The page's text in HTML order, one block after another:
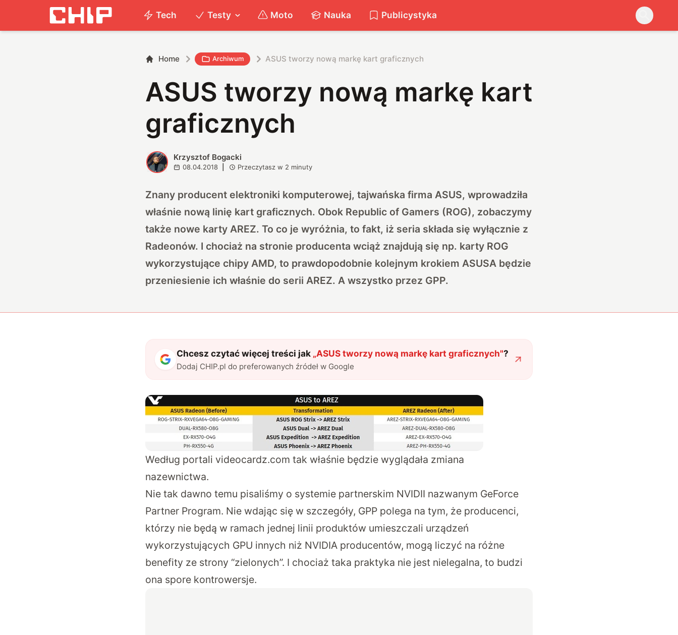
Tech Testy Moto Nauka Publicystyka
Home Archiwum ASUS tworzy nową markę kart graficznych
ASUS tworzy nową markę kart
graficznych
K Krzysztof Bogacki
08.04.2018 Przeczytasz w 2 minuty
Znany producent elektroniki komputerowej, tajwańska firma ASUS, wprowadziła
właśnie nową linię kart graficznych. Obok Republic of Gamers (ROG), zobaczymy
także nowe karty AREZ. To co je wyróżnia, to fakt, iż seria składa się wyłącznie z
Radeonów. I chociaż na stronie producenta wciąż znajdują się np. karty ROG
wykorzystujące chipy AMD, to prawdopodobnie kolejnym krokiem ASUSA będzie
przeniesienie ich właśnie do serii AREZ. A wszystko przez GPP.
Chcesz czytać więcej treści jak „ASUS tworzy nową markę kart graficznych"?
Dodaj CHIP.pl do preferowanych źródeł w Google
Według portali videocardz.com tak właśnie będzie wyglądała zmiana
nazewnictwa.
Nie tak dawno temu pisaliśmy o systemie partnerskim NVIDII nazwanym GeForce
Partner Program. Nie wdając się w szczegóły, GPP polega na tym, że producenci,
którzy nie będą w ramach jednej linii produktów umieszczali urządzeń
wykorzystujących GPU innych niż NVIDIA producentów, mogą liczyć na różne
benefity ze strony “zielonych”. I chociaż taka praktyka nie jest nielegalna, to budzi
ona spore kontrowersje.